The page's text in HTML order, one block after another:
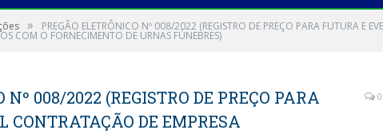
» PREGÃO ELETRÔNICO Nº 008/2022 (REGISTRO DE PREÇO PARA FUTURA E
COM O FORNECIMENTO DE URNAS FÚNEBRES)
Nº 008/2022 (REGISTRO DE PREÇO PARA
CONTRATAÇÃO DE EMPRESA
0